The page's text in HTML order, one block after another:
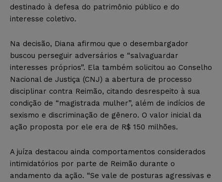
destinado à defesa do patrimônio público e do
interesse coletivo.
Na decisão, Diana afirmou que o desembargador
buscou perseguir adversários e “salvaguardar
interesses próprios”. Ela também solicitou ao Conselho
Nacional de Justiça (CNJ) a abertura de processo
disciplinar contra Reimão, citando desrespeito à sua
condição de “magistrada mulher”, além de indícios de
sexismo e discriminação de gênero. O valor inicial da
ação proposta por ele era de R$ 150 milhões.
A juíza destacou ainda comportamentos considerados
intimidatórios por parte de Reimão durante o
andamento da ação. “Se vale de posturas agressivas e